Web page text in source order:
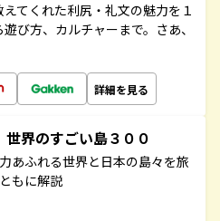
てくれた利尻・礼文の魅力を１
び方、カルチャーまで。さあ、
詳細を見る
界のすごい島３００
あふれる世界と日本の島々を旅
もに解説